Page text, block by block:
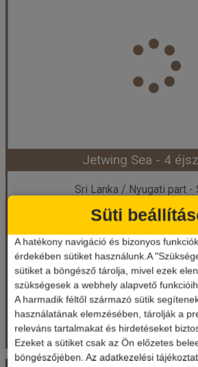
Város:Unawatuna
Utazás módja:
leírás
Szálláskategória: Hotel
DOUBLE DELUXE -
Időpont: 2026-08-13 |
már 1.864.658
Időpontok és árak
Bőröndbe
Jetwing Sea - 4
Sri Lanka / Nyugati part -
1.628.318
Ellátás: leírás
Időpontok és árak
Bőröndbe
Jetwing Sea - 4
Süti
A hatékony navigáció és bizonyos
érdekében sütiket használunk.A
sütiket a böngésző tárolja, mivel ezek
szükségesek a webhely alapvető
A harmadik féltől származó sütik
használatának elemzésében, tárolják a
releváns tartalmakat és hirdetéseket
Ezeket a sütiket csak az Ön előzetes
böngészőjében. Az adatkezelési